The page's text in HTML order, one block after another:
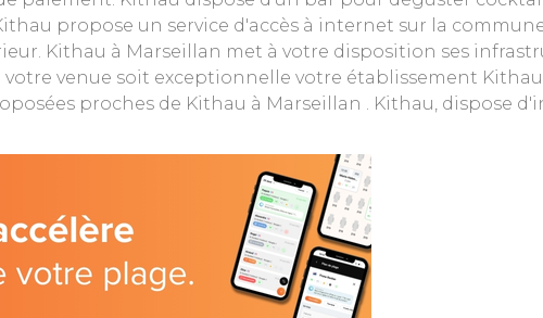
propose un service d'accès à internet sur la
Kithau à Marseillan met à votre disposition ses
venue soit exceptionnelle votre établissement
proches de Kithau à Marseillan . Kithau, dispose